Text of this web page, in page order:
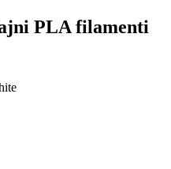
PLA filamenti